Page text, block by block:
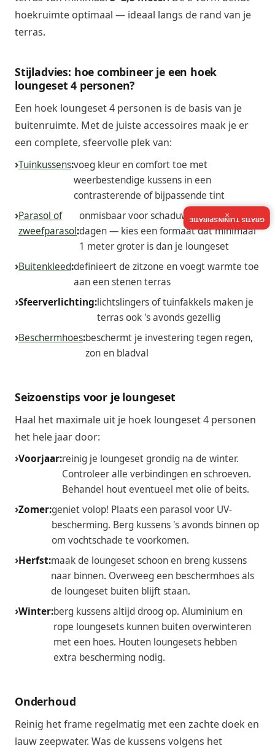
hoekruimte optimaal — ideaal langs de rand van je
terras.
Stijladvies: hoe combineer je een hoek
loungeset 4 personen?
Een hoek loungeset 4 personen is de basis van je
buitenruimte. Met de juiste accessoires maak je er
een complete, sfeervolle plek van:
Tuinkussens:voeg kleur en comfort toe met
weerbestendige kussens in een
contrasterende of bijpassende tint
Parasol of
zweefparasol:
onmisbaar voor schaduw op zonnige
dagen — kies een formaat dat minimaal
1 meter groter is dan je loungeset
Buitenkleed:definieert de zitzone en voegt warmte toe
aan een stenen terras
Sfeerverlichting:lichtslingers of tuinfakkels maken je
terras ook 's avonds gezellig
Beschermhoes:beschermt je investering tegen regen,
zon en bladval
Seizoenstips voor je loungeset
Haal het maximale uit je hoek loungeset 4 personen
het hele jaar door:
Voorjaar:reinig je loungeset grondig na de winter.
Controleer alle verbindingen en schroeven.
Behandel hout eventueel met olie of beits.
Zomer:geniet volop! Plaats een parasol voor UV-
bescherming. Berg kussens 's avonds binnen op
om vochtschade te voorkomen.
Herfst:maak de loungeset schoon en breng kussens
naar binnen. Overweeg een beschermhoes als
de loungeset buiten blijft staan.
Winter:berg kussens altijd droog op. Aluminium en
rope loungesets kunnen buiten overwinteren
met een hoes. Houten loungesets hebben
extra bescherming nodig.
Onderhoud
Reinig het frame regelmatig met een zachte doek en
lauw zeepwater. Was de kussens volgens het
GRATIS TUININSPIRATIE
×